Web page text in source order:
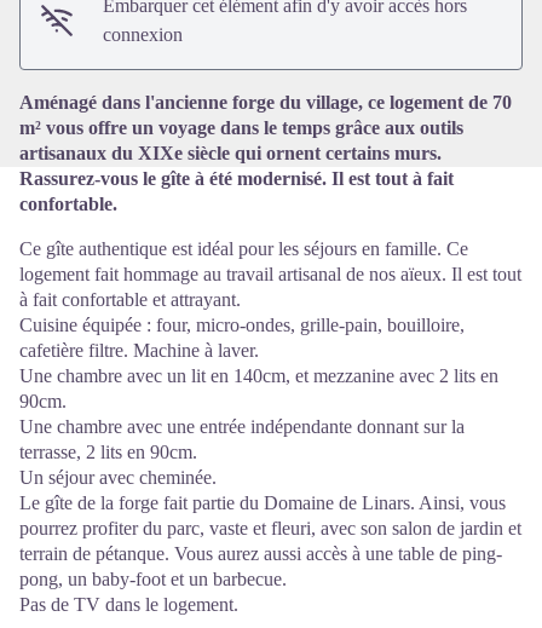
Embarquer cet élément afin d'y avoir accès hors
connexion
Aménagé dans l'ancienne forge du village, ce logement de 70
m² vous offre un voyage dans le temps grâce aux outils
artisanaux du XIXe siècle qui ornent certains murs.
Rassurez-vous le gîte à été modernisé. Il est tout à fait
confortable.
Ce gîte authentique est idéal pour les séjours en famille. Ce
logement fait hommage au travail artisanal de nos aïeux. Il est tout
à fait confortable et attrayant.
Cuisine équipée : four, micro-ondes, grille-pain, bouilloire,
cafetière filtre. Machine à laver.
Une chambre avec un lit en 140cm, et mezzanine avec 2 lits en
90cm.
Une chambre avec une entrée indépendante donnant sur la
terrasse, 2 lits en 90cm.
Un séjour avec cheminée.
Le gîte de la forge fait partie du Domaine de Linars. Ainsi, vous
pourrez profiter du parc, vaste et fleuri, avec son salon de jardin et
terrain de pétanque. Vous aurez aussi accès à une table de ping-
pong, un baby-foot et un barbecue.
Pas de TV dans le logement.